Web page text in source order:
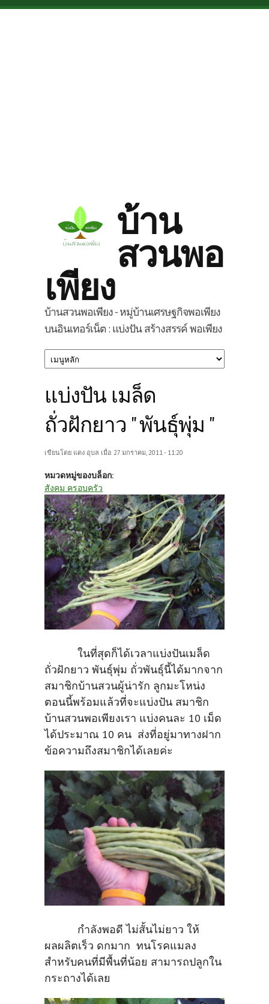
Skip to main content
บ้าน
สวนพอ
เพียง
บ้านสวนพอเพียง - หมู่บ้านเศรษฐกิจพอเพียง
บนอินเทอร์เน็ต : แบ่งปัน สร้างสรรค์ พอเพียง
แบ่งปัน เมล็ด
ถั่วฝักยาว " พันธุ์พุ่ม "
เขียนโดย แดง อุบล เมื่อ 27 มกราคม, 2011 - 11:20
หมวดหมู่ของบล็อก:
สังคม ครอบครัว
ในที่สุดก็ได้เวลาแบ่งปันเมล็ด
ถั่วฝักยาว พันธุ์พุ่ม ถั่วพันธุ์นี้ได้มากจาก
สมาชิกบ้านสวนผู้น่ารัก ลูกมะโหน่ง
ตอนนี้พร้อมแล้วที่จะแบ่งปัน สมาชิก
บ้านสวนพอเพียงเรา แบ่งคนละ 10 เม็ด
ได้ประมาณ 10 คน ส่งที่อยู่มาทางฝาก
ข้อความถึงสมาชิกได้เลยค่ะ
กำลังพอดี ไม่สั้นไม่ยาว ให้
ผลผลิตเร็ว ดกมาก ทนโรคแมลง
สำหรับคนที่มีพื้นที่น้อย สามารถปลูกใน
กระถางได้เลย